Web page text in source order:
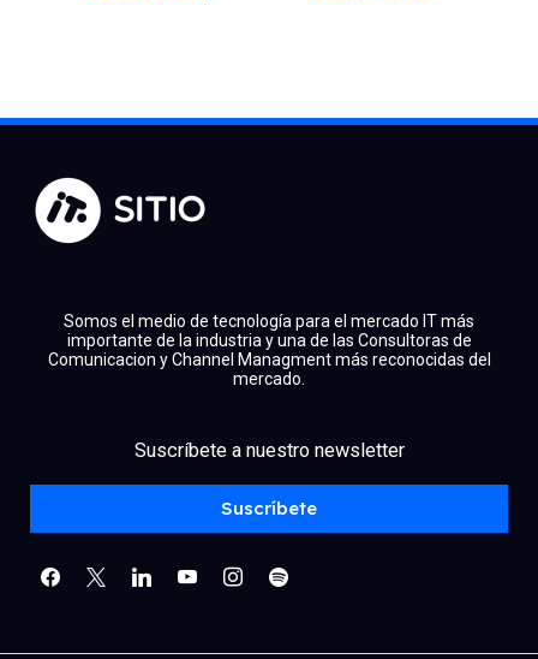
Somos el medio de tecnología para el mercado IT más
importante de la industria y una de las Consultoras de
Comunicacion y Channel Managment más reconocidas del
mercado.
Suscríbete a nuestro newsletter
Suscríbete
linkedinyoutubeinstagram
spotify